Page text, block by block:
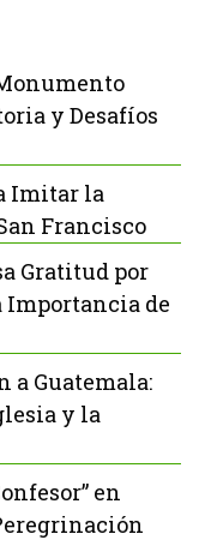
y Desafíos
Imitar la
Francisco
Gratitud por
Importancia de
a Guatemala:
y la
en